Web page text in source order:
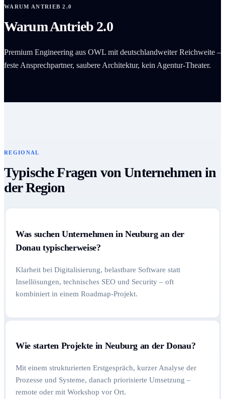
WARUM ANTRIEB 2.0
Warum Antrieb 2.0
Premium Engineering aus OWL mit deutschlandweiter Reichweite –
feste Ansprechpartner, saubere Architektur, kein Agentur-Theater.
REGIONAL
Typische Fragen von Unternehmen in
der Region
Was suchen Unternehmen in Neuburg an der
Donau typischerweise?
Klarheit bei Digitalisierung, belastbare Software statt
Insellösungen, technisches SEO und Security – oft
kombiniert in einem Roadmap-Projekt.
Wie starten Projekte in Neuburg an der Donau?
Mit einem strukturierten Erstgespräch, kurzer Analyse der
Prozesse und Systeme, danach priorisierte Umsetzung –
remote oder mit Workshop vor Ort.